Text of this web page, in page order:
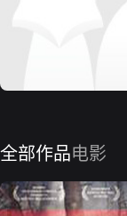
全部作品电影